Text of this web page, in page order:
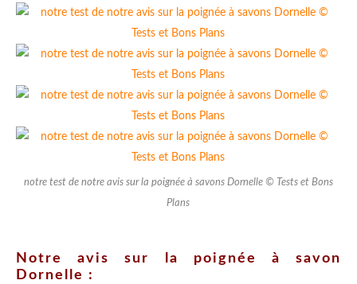
notre test de notre avis sur la poignée à savons Dornelle © Tests et Bons
Plans
Notre avis sur la poignée à savon
Dornelle :